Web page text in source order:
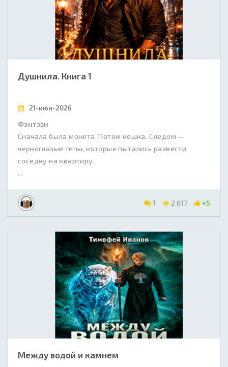
Душнила. Книга 1
21-июн-2026
Фэнтэзи
Сначала была монета. Потом кошка. Следом —
черноглазые типы, которые пытались развести
соседку на квартиру.
...
1 2 617 +5
Между водой и камнем